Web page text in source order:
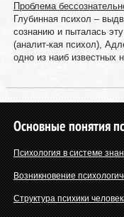
Проблема
Глубинная психол –
сознанию и пыталась
(аналит-кая психол),
одно из наиб известных
Основные понятия
Психология в системе
Возникновение
Структура психики